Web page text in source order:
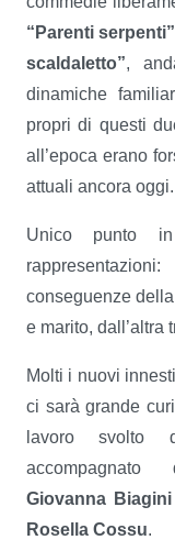
“Parenti serpenti”
scaldaletto”,
dinamiche
propri di questi
all’epoca erano
attuali ancora oggi.
Unico punto
conseguenze
e marito, dall’altra
Molti i nuovi
ci sarà grande
lavoro svolto
Giovanna Biagini
Rosella Cossu.